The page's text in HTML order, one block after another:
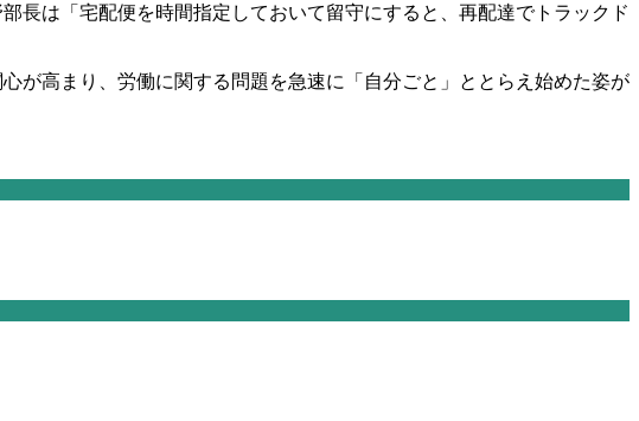
長は「宅配便を時間指定しておいて留守にすると、再配達でトラックド
が高まり、労働に関する問題を急速に「自分ごと」ととらえ始めた姿が